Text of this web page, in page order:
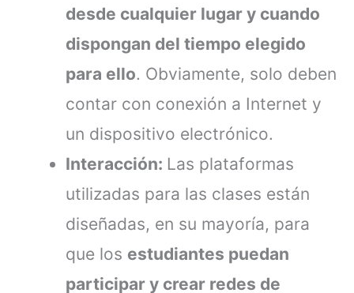
desde cualquier lugar y cuando
dispongan del tiempo elegido
para ello. Obviamente, solo deben
contar con conexión a Internet y
un dispositivo electrónico.
Interacción: Las plataformas
utilizadas para las clases están
diseñadas, en su mayoría, para
que los estudiantes puedan
participar y crear redes de